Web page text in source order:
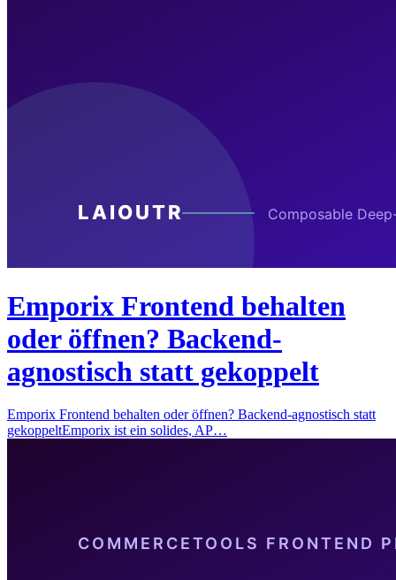
Emporix Frontend behalten
oder öffnen? Backend-
agnostisch statt gekoppelt
Emporix Frontend behalten oder öffnen? Backend-agnostisch statt
gekoppeltEmporix ist ein solides, AP…